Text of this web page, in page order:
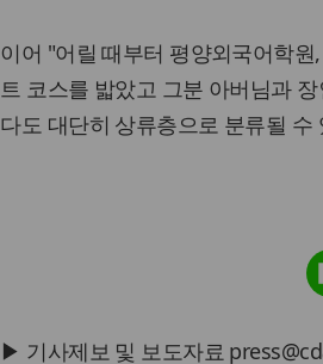
이어 "어릴 때부터 평양외국어학
트 코스를 밟았고 그분 아버님과
다도 대단히 상류층으로 분류될
▶ 기사제보 및 보도자료